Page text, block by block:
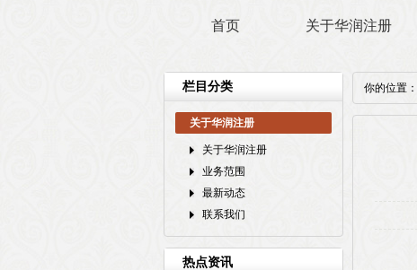
首页 关于华润注册
栏目分类
关于华润注册
关于华润注册
业务范围
最新动态
联系我们
热点资讯
你的位置：